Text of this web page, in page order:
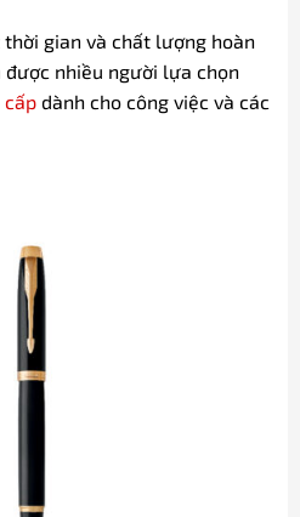
gian và chất lượng hoàn
nhiều người lựa chọn
cấpdành cho công việc và các